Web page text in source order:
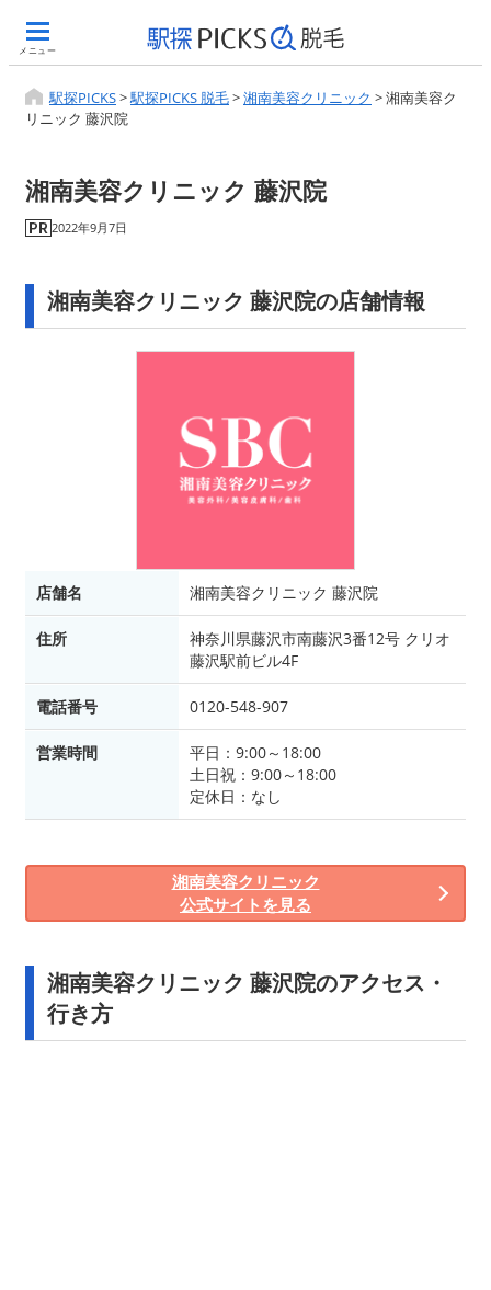
メニュー
駅探PICKS>駅探PICKS 脱毛>湘南美容クリニック >湘南美容ク
リニック 藤沢院
湘南美容クリニック 藤沢院
2022年9月7日
湘南美容クリニック 藤沢院の店舗情報
店舗名 湘南美容クリニック 藤沢院
住所
神奈川県藤沢市南藤沢3番12号 クリオ
藤沢駅前ビル4F
電話番号 0120-548-907
営業時間
平日：9:00～18:00
土日祝：9:00～18:00
定休日：なし
湘南美容クリニック
公式サイトを見る
湘南美容クリニック 藤沢院のアクセス・
行き方